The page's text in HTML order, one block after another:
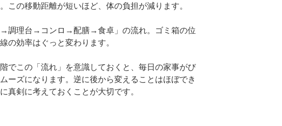
この移動距離が短いほど、体の負担が減ります。
→調理台→コンロ→配膳→食卓」の流れ。ゴミ箱の位
の効率はぐっと変わります。
でこの「流れ」を意識しておくと、毎日の家事がび
ーズになります。逆に後から変えることはほぼでき
真剣に考えておくことが大切です。